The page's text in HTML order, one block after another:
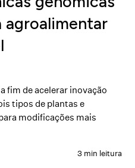
agroalimentar
fim de acelerar inovação
tipos de plantas e
modificações mais
3 min leitura